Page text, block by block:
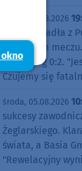
środa, 05.08.2026
trwa. Odpadła z
pierwszym
Nowy Targ 0:2.
Czujemy się
środa, 05.08.2026
sukcesy
Żeglarskiego.
świata, a Basia
"Rewelacyjny